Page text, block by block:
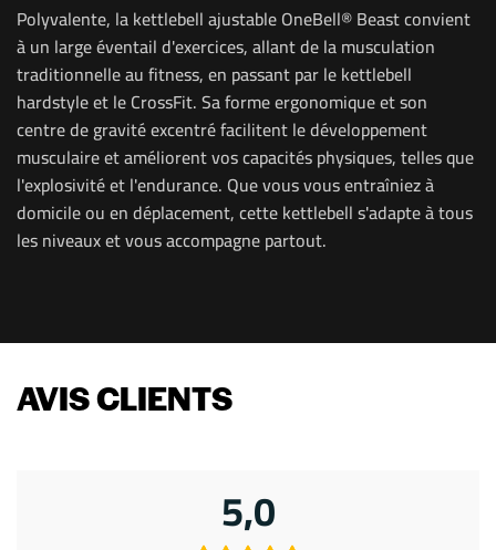
Polyvalente, la kettlebell ajustable OneBell® Beast convient
à un large éventail d'exercices, allant de la musculation
traditionnelle au fitness, en passant par le kettlebell
hardstyle et le CrossFit. Sa forme ergonomique et son
centre de gravité excentré facilitent le développement
musculaire et améliorent vos capacités physiques, telles que
l'explosivité et l'endurance. Que vous vous entraîniez à
domicile ou en déplacement, cette kettlebell s'adapte à tous
les niveaux et vous accompagne partout.
AVIS CLIENTS
5,0